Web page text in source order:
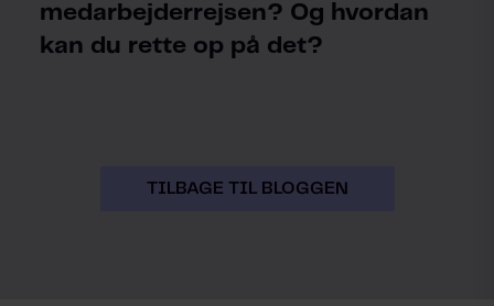
medarbejderrejsen? Og hvordan
kan du rette op på det?
TILBAGE TIL BLOGGEN